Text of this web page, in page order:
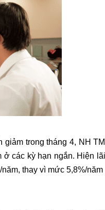
trong tháng 4, NH
các kỳ hạn ngắn. Hiện
thay vì mức 5,8%/